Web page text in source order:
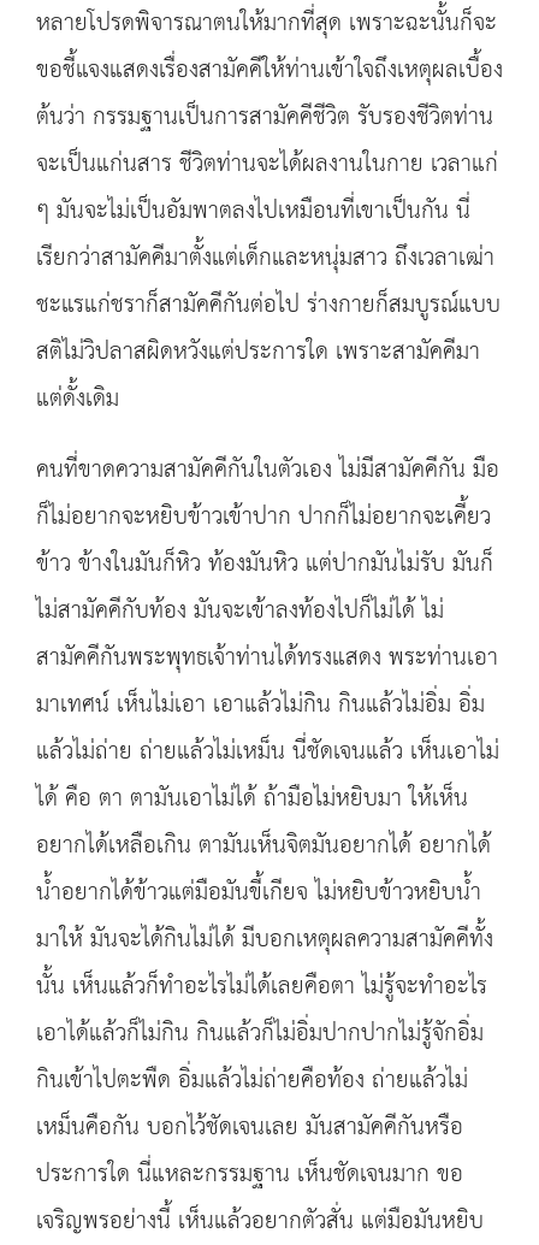
หลายโปรดพิจารณาตนให้มากที่สุด เพราะฉะนั้นก็จะ
ขอชี้แจงแสดงเรื่องสามัคคีให้ท่านเข้าใจถึงเหตุผลเบื้อง
ต้นว่า กรรมฐานเป็นการสามัคคีชีวิต รับรองชีวิตท่าน
จะเป็นแก่นสาร ชีวิตท่านจะได้ผลงานในกาย เวลาแก่
ๆ มันจะไม่เป็นอัมพาตลงไปเหมือนที่เขาเป็นกัน นี่
เรียกว่าสามัคคีมาตั้งแต่เด็กและหนุ่มสาว ถึงเวลาเฒ่า
ชะแรแก่ชราก็สามัคคีกันต่อไป ร่างกายก็สมบูรณ์แบบ
สติไม่วิปลาสผิดหวังแต่ประการใด เพราะสามัคคีมา
แต่ดั้งเดิม
คนที่ขาดความสามัคคีกันในตัวเอง ไม่มีสามัคคีกัน มือ
ก็ไม่อยากจะหยิบข้าวเข้าปาก ปากก็ไม่อยากจะเคี้ยว
ข้าว ข้างในมันก็หิว ท้องมันหิว แต่ปากมันไม่รับ มันก็
ไม่สามัคคีกับท้อง มันจะเข้าลงท้องไปก็ไม่ได้ ไม่
สามัคคีกันพระพุทธเจ้าท่านได้ทรงแสดง พระท่านเอา
มาเทศน์ เห็นไม่เอา เอาแล้วไม่กิน กินแล้วไม่อิ่ม อิ่ม
แล้วไม่ถ่าย ถ่ายแล้วไม่เหม็น นี่ชัดเจนแล้ว เห็นเอาไม่
ได้ คือ ตา ตามันเอาไม่ได้ ถ้ามือไม่หยิบมา ให้เห็น
อยากได้เหลือเกิน ตามันเห็นจิตมันอยากได้ อยากได้
น้ำอยากได้ข้าวแต่มือมันขี้เกียจ ไม่หยิบข้าวหยิบน้ำ
มาให้ มันจะได้กินไม่ได้ มีบอกเหตุผลความสามัคคีทั้ง
นั้น เห็นแล้วก็ทำอะไรไม่ได้เลยคือตา ไม่รู้จะทำอะไร
เอาได้แล้วก็ไม่กิน กินแล้วก็ไม่อิ่มปากปากไม่รู้จักอิ่ม
กินเข้าไปตะพืด อิ่มแล้วไม่ถ่ายคือท้อง ถ่ายแล้วไม่
เหม็นคือกัน บอกไว้ชัดเจนเลย มันสามัคคีกันหรือ
ประการใด นี่แหละกรรมฐาน เห็นชัดเจนมาก ขอ
เจริญพรอย่างนี้ เห็นแล้วอยากตัวสั่น แต่มือมันหยิบ